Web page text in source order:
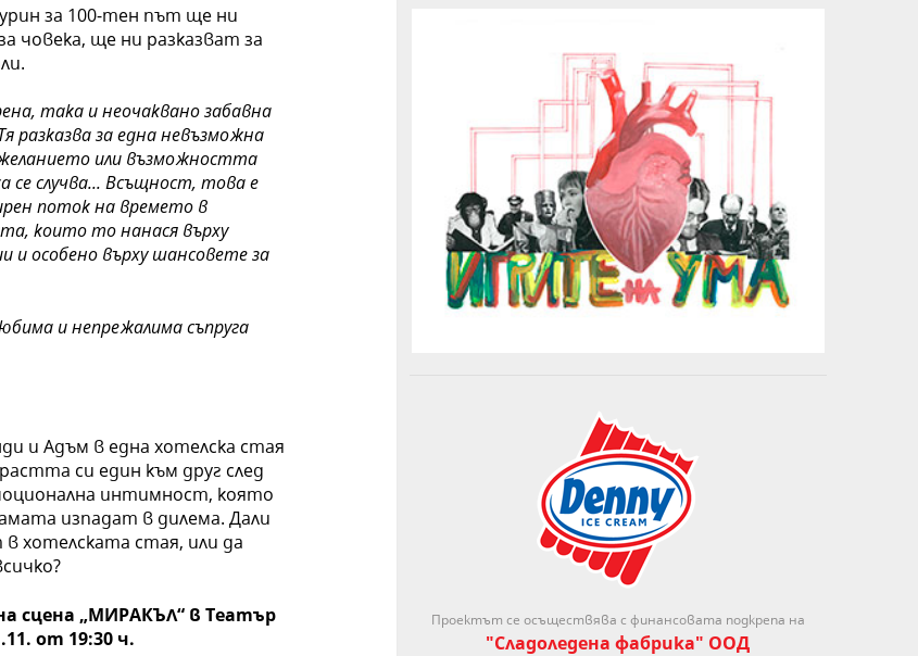
за 100-тен път ще ни
човека, ще ни разказват за
, така и неочаквано забавна
разказваза една невъзможна
или възможността
случва... Всъщност, това е
поток на времето в
които то нанася върху
и особено върхушансоветеза
инепрежалимасъпруга
и Адъм в една хотелска стая
си един към друг след
интимност, която
изпадат в дилема. Дали
хотелската стая, или да
сцена „МИРАКЪЛ“ в Театър
от 19:30 ч.
Проектът се осъществява с финансовата подкрепа на
"Сладоледена фабрика" ООД